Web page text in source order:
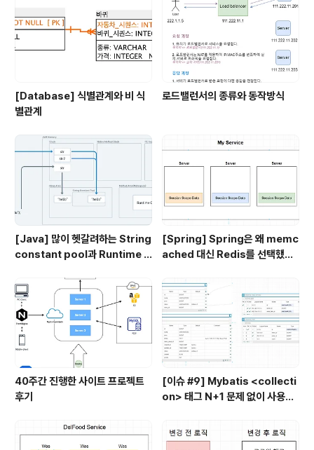
CI (Continuous Integration)란 여러 개발자가 작성하
거나 수정한 소스를 지속적으로 통합하고 테스트하는 것을
뜻합니..
[Database] 식별관계와 비 식
별관계
로드밸런서의 종류와 동작방식
[Java] 많이 헷갈려하는 String
constant pool과 Runtime C
nstant pool
[Spring] Spring은 왜 memc
ached 대신 Redis를 선택했을
40주간 진행한 사이트 프로젝트
후기
[이슈 #9] Mybatis <collecti
on> 태그 N+1 문제 없이 사용하